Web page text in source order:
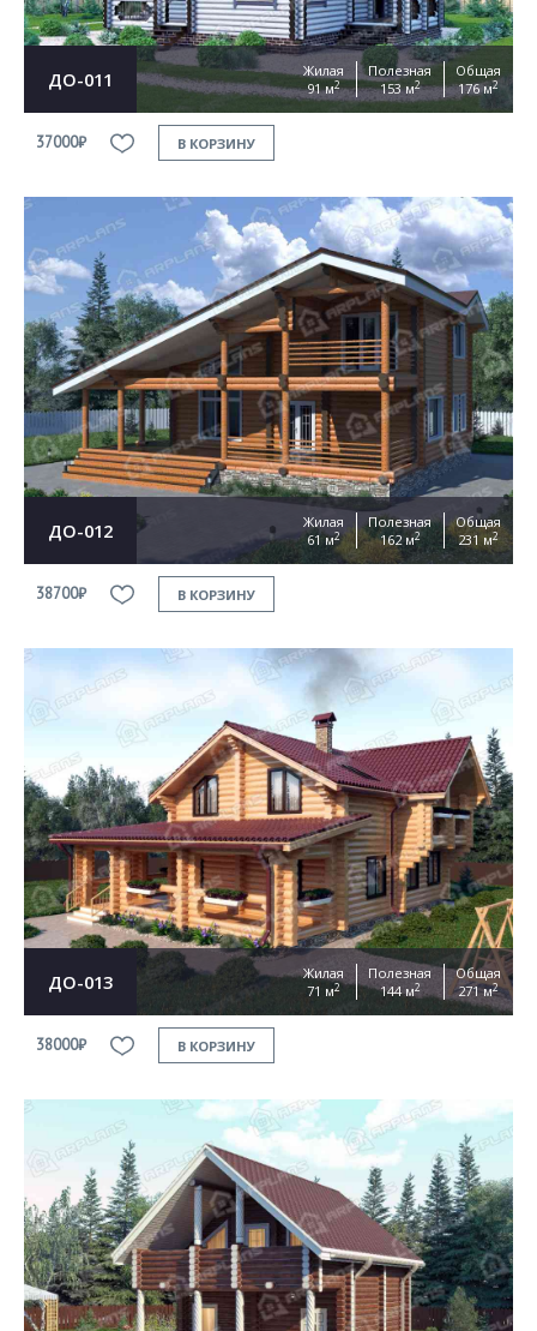
ДО-011
Жилая
91 м2
Полезная
153 м2
Общая
176 м2
37000₽ В КОРЗИНУ
ДО-012
Жилая
61 м2
Полезная
162 м2
Общая
231 м2
38700₽ В КОРЗИНУ
ДО-013
Жилая
71 м2
Полезная
144 м2
Общая
271 м2
38000₽ В КОРЗИНУ